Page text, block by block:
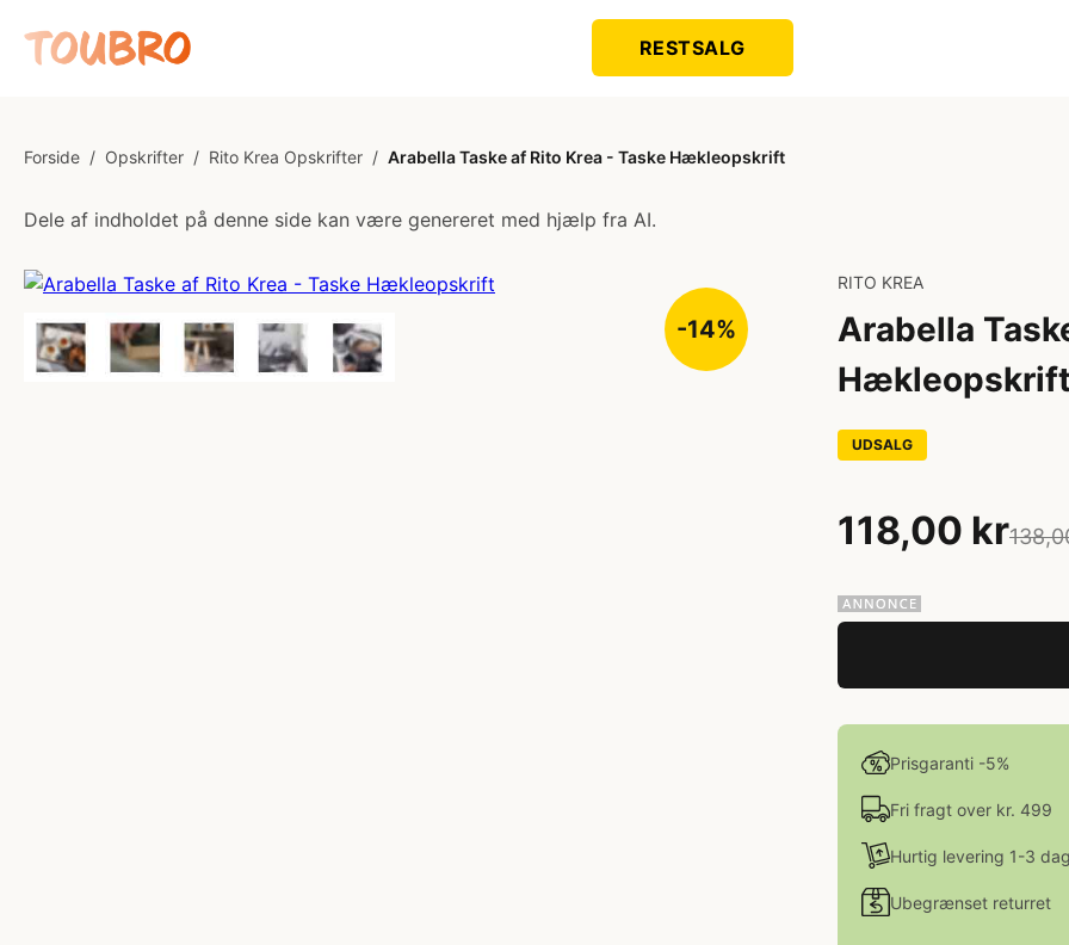
RESTSALG
Forside / Opskrifter / Rito Krea Opskrifter / Arabella Taske af Rito Krea - Taske Hækleopskrift
Dele af indholdet på denne side kan være genereret med hjælp fra AI.
-14%
RITO KREA
Arabella
Hækleopskrift
UDSALG
118,00 kr
Prisgaranti -5%
Fri fragt over kr. 499
Hurtig levering 1-3
Ubegrænset returret